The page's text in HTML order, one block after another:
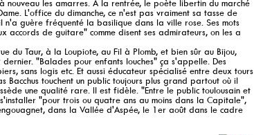
les amarres. A la rentrée, le poète libertin du marché
L'office du dimanche, ce n'est pas vraiment sa tasse de
guère fréquenté la basilique dans la ville rose. Ses mots
accords de guitare" comme disent ses admirateurs, on les a
du Taur, à la Loupiote, au Fil à Plomb, et bien sûr au Bijou,
"Balades pour enfants louches" ça s'appelle. Des
sans logis etc. Et aussi éducateur spécialisé entre deux tours
Bacchus touchent un public toujours plus grand partout où il
une qualité rare. Il est fidèle. "Entre le public toulousain et
"pour trois ou quatre ans au moins dans la Capitale",
dans la Vallée d'Aspée, le 1er août dans le cadre